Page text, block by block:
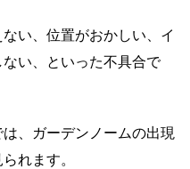
い、位置がおかしい、イ
い、といった不具合で
、ガーデンノームの出現
れます。